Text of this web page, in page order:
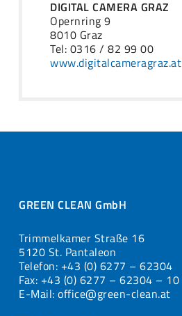
DIGITAL CAMERA GRAZ
Opernring 9
8010 Graz
Tel: 0316 / 82 99 00
www.digitalcameragraz.at
GREEN CLEAN GmbH
Trimmelkamer Straße 16
5120 St. Pantaleon
Telefon: +43 (0) 6277 – 62304
Fax: +43 (0) 6277 – 62304 – 10
E-Mail: office@green-clean.at